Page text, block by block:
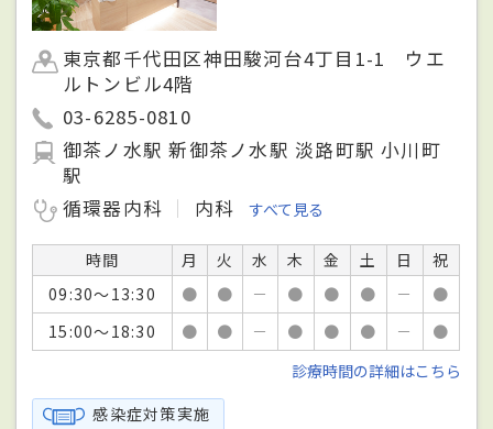
東京都千代田区神田駿河台4丁目1-1 ウエ
ルトンビル4階
03-6285-0810
御茶ノ水駅 新御茶ノ水駅 淡路町駅 小川町
駅
循環器内科
内科 すべて見る
時間 月 火 水 木 金 土 日
祝
09:30～13:30
● ● － ● ● ● －
●
15:00～18:30
● ● － ● ● ● －
●
診療時間の詳細はこちら
感染症対策実施